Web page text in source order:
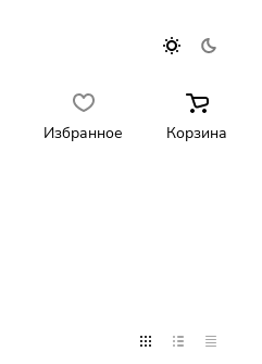
Избранное Корзина